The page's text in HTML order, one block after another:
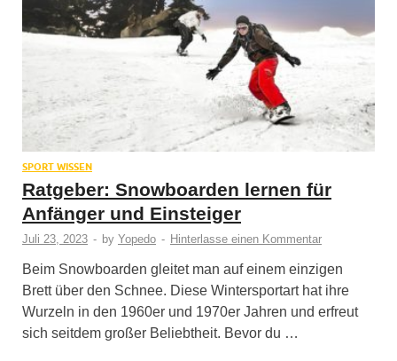
SPORT WISSEN
Ratgeber: Snowboarden lernen für
Anfänger und Einsteiger
Juli 23, 2023 - by Yopedo - Hinterlasse einen Kommentar
Beim Snowboarden gleitet man auf einem einzigen
Brett über den Schnee. Diese Wintersportart hat ihre
Wurzeln in den 1960er und 1970er Jahren und erfreut
sich seitdem großer Beliebtheit. Bevor du …